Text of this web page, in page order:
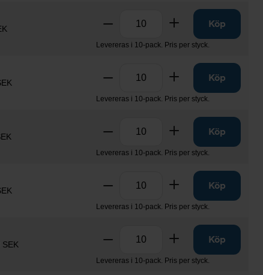
Ta bort Lägg tillKöp
Levereras i 10-pack. Pris per styck.
Ta bort Lägg tillKöp
Levereras i 10-pack. Pris per styck.
Ta bort Lägg tillKöp
Levereras i 10-pack. Pris per styck.
Ta bort Lägg tillKöp
Levereras i 10-pack. Pris per styck.
SEK Ta bort Lägg tillKöp
Levereras i 10-pack. Pris per styck.